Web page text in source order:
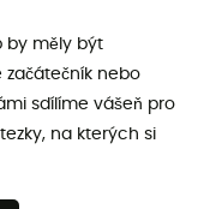
by měly být
začátečník nebo
sdílíme vášeň pro
na kterých si